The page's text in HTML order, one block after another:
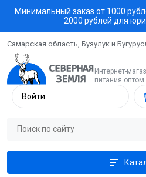
Минимальный заказ от 1000
2000 рублей для
Самарская область, Бузулук и
Интернет-
питания оптом
Войти